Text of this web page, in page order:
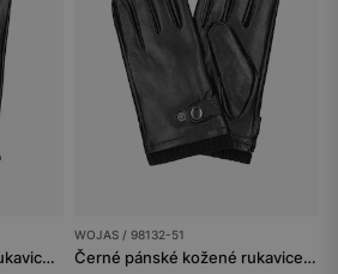
Hnědé kožené pánské rukavice s funkcí dotykové obrazovky
WOJAS / 98132-51
Černé pánské kožené rukavice s nastavitelnou šířkou